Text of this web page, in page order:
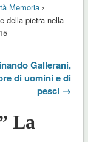
Memoria›
della pietra nella
Gallerani,
di uomini e di
pesci →
La